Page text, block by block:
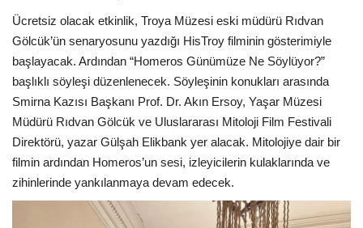
Ücretsiz olacak etkinlik, Troya Müzesi eski müdürü Rıdvan
Gölcük’ün senaryosunu yazdığı HisTroy filminin gösterimiyle
başlayacak. Ardından “Homeros Günümüze Ne Söylüyor?”
başlıklı söyleşi düzenlenecek. Söyleşinin konukları arasında
Smirna Kazısı Başkanı Prof. Dr. Akın Ersoy, Yaşar Müzesi
Müdürü Rıdvan Gölcük ve Uluslararası Mitoloji Film Festivali
Direktörü, yazar Gülşah Elikbank yer alacak. Mitolojiye dair bir
filmin ardından Homeros’un sesi, izleyicilerin kulaklarında ve
zihinlerinde yankılanmaya devam edecek.